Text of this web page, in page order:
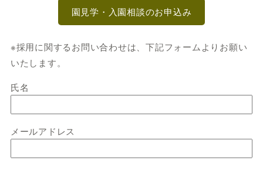
園見学・入園相談のお申込み
※採用に関するお問い合わせは、下記フォームよりお願い
いたします。
氏名
メールアドレス